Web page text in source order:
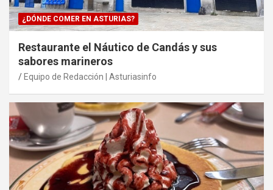
¿DÓNDE COMER EN ASTURIAS?
Restaurante el Náutico de Candás y sus
sabores marineros
Equipo de Redacción | Asturiasinfo